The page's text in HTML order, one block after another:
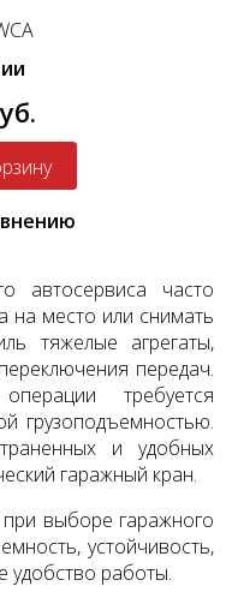
автосервиса часто
на место или снимать
тяжелые агрегаты,
передач.
требуется
грузоподъемностью.
и удобных
гаражный кран.
выборе гаражного
устойчивость,
удобство работы.